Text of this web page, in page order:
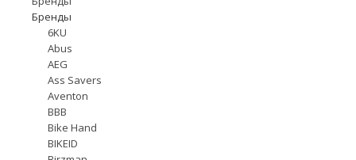
Бренды
6KU
Abus
AEG
Ass Savers
Aventon
BBB
Bike Hand
BIKEID